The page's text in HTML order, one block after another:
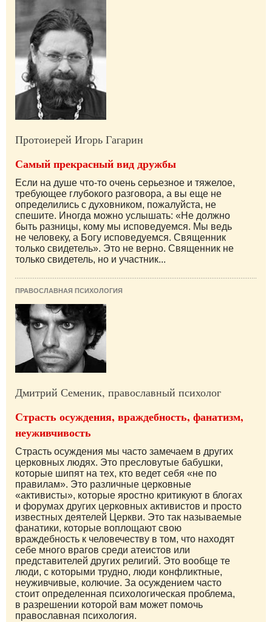
Протоиерей Игорь Гагарин
Самый прекрасный вид дружбы
Если на душе что-то очень серьезное и тяжелое,
требующее глубокого разговора, а вы еще не
определились с духовником, пожалуйста, не
спешите. Иногда можно услышать: «Не должно
быть разницы, кому мы исповедуемся. Мы ведь
не человеку, а Богу исповедуемся. Священник
только свидетель». Это не верно. Священник не
только свидетель, но и участник...
ПРАВОСЛАВНАЯ ПСИХОЛОГИЯ
Дмитрий Семеник, православный психолог
Страсть осуждения, враждебность, фанатизм,
неуживчивость
Страсть осуждения мы часто замечаем в других
церковных людях. Это пресловутые бабушки,
которые шипят на тех, кто ведет себя «не по
правилам». Это различные церковные
«активисты», которые яростно критикуют в блогах
и форумах других церковных активистов и просто
известных деятелей Церкви. Это так называемые
фанатики, которые воплощают свою
враждебность к человечеству в том, что находят
себе много врагов среди атеистов или
представителей других религий. Это вообще те
люди, с которыми трудно, люди конфликтные,
неуживчивые, колючие. За осуждением часто
стоит определенная психологическая проблема,
в разрешении которой вам может помочь
православная психология.